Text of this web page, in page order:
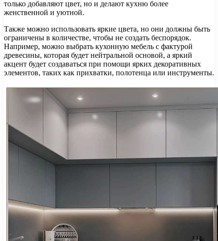
только добавляют цвет, но и делают кухню более
женственной и уютной.
Также можно использовать яркие цвета, но они должны быть
ограничены в количестве, чтобы не создать беспорядок.
Например, можно выбрать кухонную мебель с фактурой
древесины, которая будет нейтральной основой, а яркий
акцент будет создаваться при помощи ярких декоративных
элементов, таких как прихватки, полотенца или инструменты.